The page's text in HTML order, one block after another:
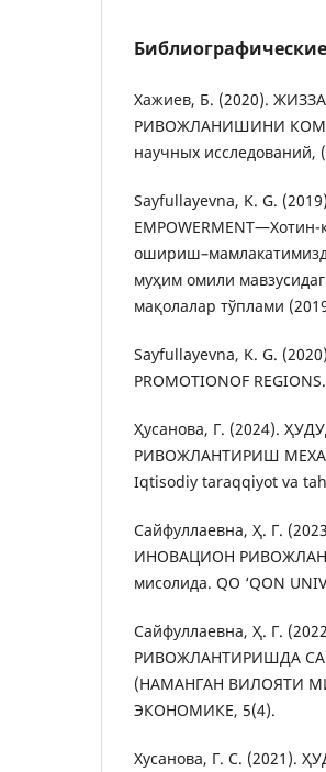
Хажиев, Б. (2020).
РИВОЖЛАНИШИНИ
научных исследований,
Sayfullayevna, K. G.
муҳим омили
мақолалар тўплами
Sayfullayevna, K. G.
PROMOTIONOF
Ҳусанова, Г. (2024).
РИВОЖЛАНТИРИШ
Iqtisodiy taraqqiyot va
Сайфуллаевна, Ҳ. Г.
ИНОВАЦИОН
мисолида. QO ‘QON
Сайфуллаевна, Ҳ. Г.
РИВОЖЛАНТИРИШДА
(НАМАНГАН ВИЛОЯТИ
ЭКОНОМИКЕ, 5(4).
Хусанова, Г. С.